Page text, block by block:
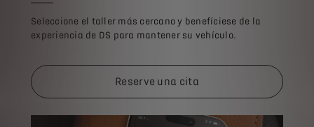
Seleccione el taller más cercano y benefíciese de la
experiencia de DS para mantener su vehículo.
Reserve una cita